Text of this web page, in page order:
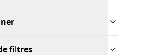
filtres